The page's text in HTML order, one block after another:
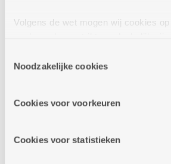
Volgens de wet mogen wij cookies
cookies hebben we jouw
cookies worden geplaatst door
informatie over jouw
partners kunnen deze gegevens
Noodzakelijke cookies
Cookies voor voorkeuren
Cookies voor statistieken
Cursussen en workshops
Zijn jouw kinderen en
nieuwste trends, dan moet je niet
dienstencentrum leer je werken